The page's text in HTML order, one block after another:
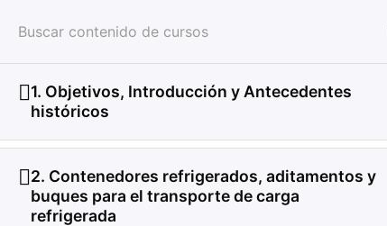
HOME
Inicio
Cursos en Transporte Marítimo de
1. Objetivos, Introducción y Antecedentes
históricos
2. Contenedores refrigerados, aditamentos y
buques para el transporte de carga
refrigerada
©Copyright |